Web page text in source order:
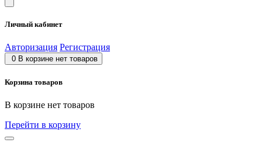
Личный кабинет
Авторизация Регистрация
0 В корзине нет товаров
Корзина товаров
В корзине нет товаров
Перейти в корзину